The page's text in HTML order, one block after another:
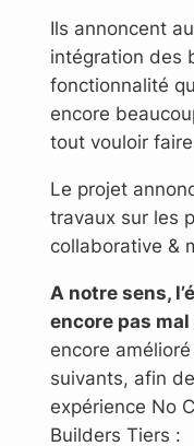
Ils annoncent
intégration des
fonctionnalité
encore
tout vouloir
Le projet
travaux sur les
collaborative &
A notre sens,
encore pas
encore
suivants, afin
expérience No
Builders Tiers :